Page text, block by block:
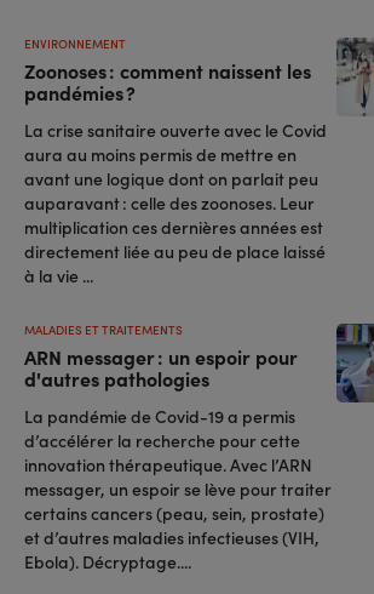
Zoonoses : comment naissent les
pandémies ?
ENVIRONNEMENT
La crise sanitaire ouverte avec le Covid
aura au moins permis de mettre en
avant une logique dont on parlait peu
auparavant : celle des zoonoses. Leur
multiplication ces dernières années est
directement liée au peu de place laissé
à la vie ...
ARN messager : un espoir pour
d'autres pathologies
MALADIES ET TRAITEMENTS
La pandémie de Covid-19 a permis
d’accélérer la recherche pour cette
innovation thérapeutique. Avec l’ARN
messager, un espoir se lève pour traiter
certains cancers (peau, sein, prostate)
et d’autres maladies infectieuses (VIH,
Ebola). Décryptage....